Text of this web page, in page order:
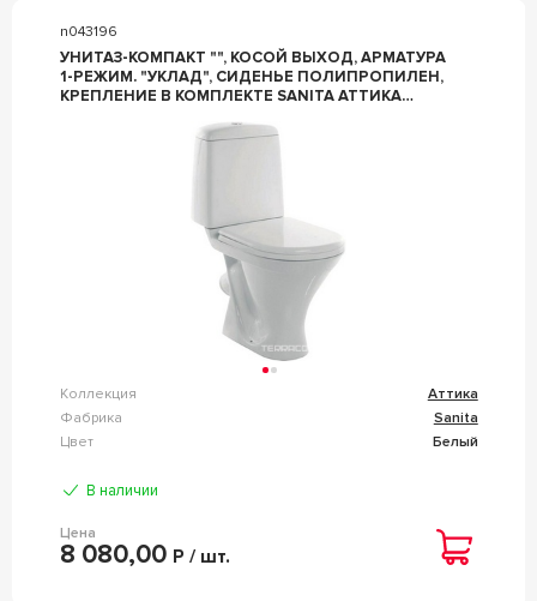
n043196
УНИТАЗ-КОМПАКТ "", КОСОЙ ВЫХОД, АРМАТУРА
1-РЕЖИМ. "УКЛАД", СИДЕНЬЕ ПОЛИПРОПИЛЕН,
КРЕПЛЕНИЕ В КОМПЛЕКТЕ SANITA АТТИКА
Коллекция
Аттика
Фабрика
Sanita
Цвет
Белый
В наличии
Цена
8 080,00 Р / шт.